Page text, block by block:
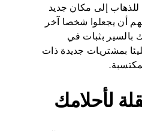
إلى مكان جديد
أن يجعلوا شخصا آخر
بثبات في
بمشتريات جديدة ذات